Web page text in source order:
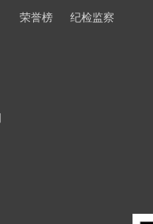
荣誉榜
纪检监察